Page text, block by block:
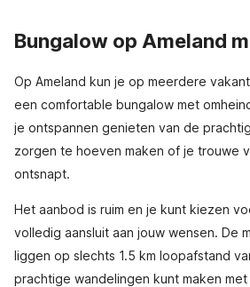
Bungalow op Ameland
Op Ameland kun je op meerdere
een comfortable bungalow met
je ontspannen genieten van de
zorgen te hoeven maken of je trouwe
ontsnapt.
Het aanbod is ruim en je kunt kiezen
volledig aansluit aan jouw wensen. De
liggen op slechts 1.5 km loopafstand
prachtige wandelingen kunt maken